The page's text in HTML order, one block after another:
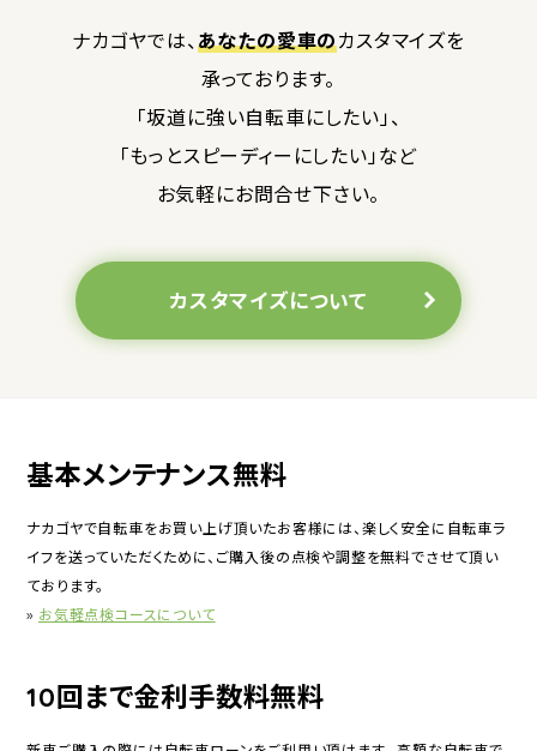
ナカゴヤでは、 あなたの愛車のカスタマイズを
承っております。
「坂道に強い自転車にしたい」、
「もっとスピーディーにしたい」など
お気軽にお問合せ下さい。
カスタマイズについて
基本メンテナンス無料
ナカゴヤで自転車をお買い上げ頂いたお客様には、楽しく安全に自転車ラ
イフを送っていただくために、ご購入後の点検や調整を無料でさせて頂い
ております。
» お気軽点検コースについて
10回まで金利手数料無料